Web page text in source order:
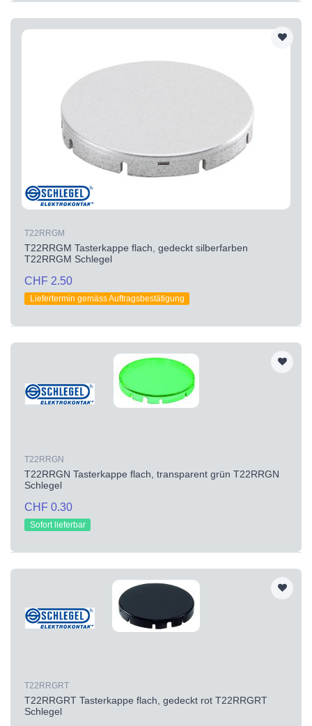
T22RRGM
T22RRGM Tasterkappe flach, gedeckt silberfarben
T22RRGM Schlegel
CHF 2.50
Liefertermin gemäss Auftragsbestätigung
T22RRGN
T22RRGN Tasterkappe flach, transparent grün T22RRGN
Schlegel
CHF 0.30
Sofort lieferbar
T22RRGRT
T22RRGRT Tasterkappe flach, gedeckt rot T22RRGRT
Schlegel